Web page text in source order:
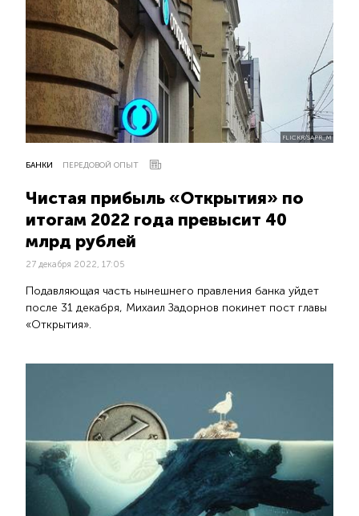
БАНКИ ПЕРЕДОВОЙ ОПЫТ
Чистая прибыль «Открытия» по
итогам 2022 года превысит 40
млрд рублей
27 декабря 2022, 17:05
Подавляющая часть нынешнего правления банка уйдет
после 31 декабря, Михаил Задорнов покинет пост главы
«Открытия».
FLICKR/SAPR_M